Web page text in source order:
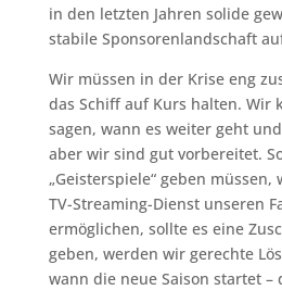
in den letzten Jahren solide
stabile Sponsorenlandschaft
Wir müssen in der Krise eng
das Schiff auf Kurs halten. Wir
sagen, wann es weiter geht
aber wir sind gut vorbereitet.
„Geisterspiele“ geben
TV-Streaming-Dienst unseren
ermöglichen, sollte es eine
geben, werden wir gerechte
wann die neue Saison startet –